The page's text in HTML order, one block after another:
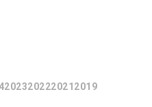
202320222021 2019